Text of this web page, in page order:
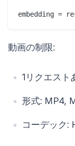
動画の制限:
1リクエスト
形式: MP4,
コーデック: